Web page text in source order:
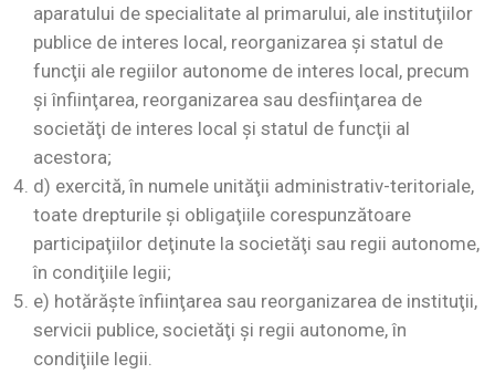
aparatului de specialitate al primarului, ale instituţiilor
publice de interes local, reorganizarea şi statul de
funcţii ale regiilor autonome de interes local, precum
şi înfiinţarea, reorganizarea sau desfiinţarea de
societăţi de interes local şi statul de funcţii al
acestora;
d) exercită, în numele unităţii administrativ-teritoriale,
toate drepturile şi obligaţiile corespunzătoare
participaţiilor deţinute la societăţi sau regii autonome,
în condiţiile legii;
e) hotărăşte înfiinţarea sau reorganizarea de instituţii,
servicii publice, societăţi şi regii autonome, în
condiţiile legii.